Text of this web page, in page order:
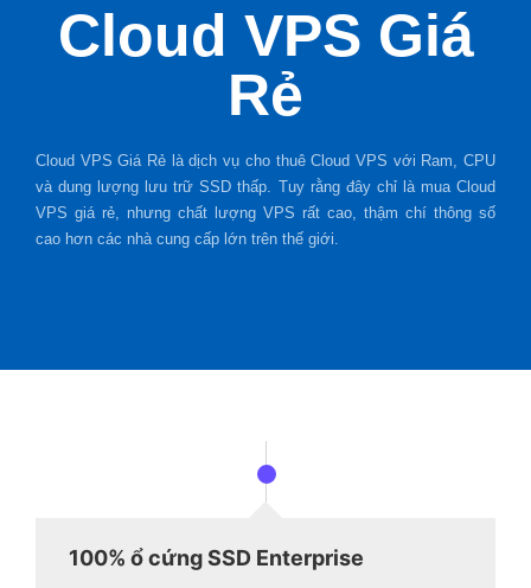
Cloud VPS Giá
Rẻ
Cloud VPS Giá Rẻ là dịch vụ cho thuê Cloud VPS với Ram, CPU
và dung lượng lưu trữ SSD thấp. Tuy rằng đây chỉ là mua Cloud
VPS giá rẻ, nhưng chất lượng VPS rất cao, thậm chí thông số
cao hơn các nhà cung cấp lớn trên thế giới.
100% ổ cứng SSD Enterprise